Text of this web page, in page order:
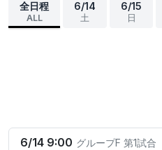
全日程
ALL
6/14
土
6/15
日
6/14 9:00 グループF 第1試合